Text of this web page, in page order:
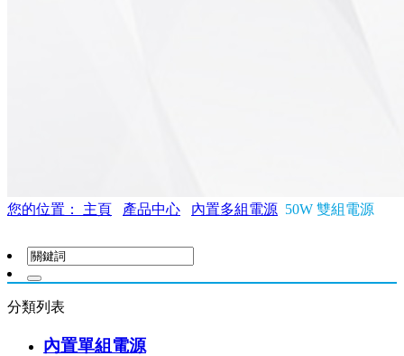
您的位置： 主頁 產品中心 內置多組電源 50W 雙組電源
分類列表
內置單組電源